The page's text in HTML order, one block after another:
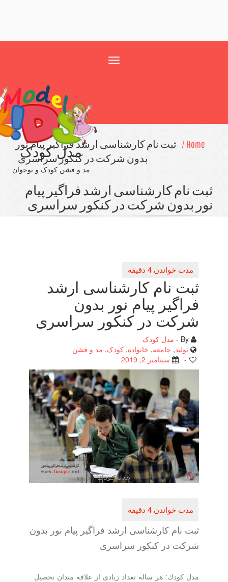
مدل کودک
مد و فشن کودک و نوجوان
ثبت نام كارشناسی ارشد فراگیر پیام نور
بدون شركت در كنكور سراسری
نام كارشناسی ارشد فراگیر پیام
بدون شركت در كنكور سراسری
ثبت نام كارشناسی ارشد
فراگیر پیام نور بدون
شركت در كنكور سراسری
مدل کودک
جامعه,خانواده, کودک,مد و فشن
سپتامبر 2, 2019
ثبت نام كارشناسی ارشد فراگیر پیام نور بدون
شركت در كنكور سراسری
مدل كودك: هر ساله تعداد زیادی از علاقه مندان تحصیل